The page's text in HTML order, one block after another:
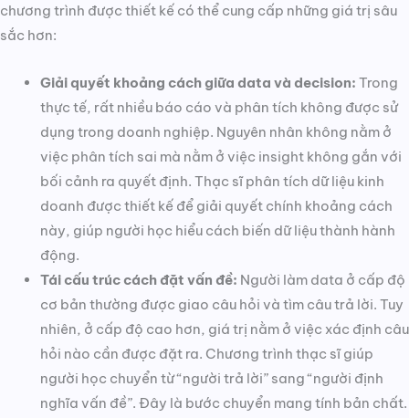
chương trình được thiết kế có thể cung cấp những giá trị sâu
sắc hơn:
Giải quyết khoảng cách giữa data và decision: Trong
thực tế, rất nhiều báo cáo và phân tích không được sử
dụng trong doanh nghiệp. Nguyên nhân không nằm ở
việc phân tích sai mà nằm ở việc insight không gắn với
bối cảnh ra quyết định. Thạc sĩ phân tích dữ liệu kinh
doanh được thiết kế để giải quyết chính khoảng cách
này, giúp người học hiểu cách biến dữ liệu thành hành
động.
Tái cấu trúc cách đặt vấn đề: Người làm data ở cấp độ
cơ bản thường được giao câu hỏi và tìm câu trả lời. Tuy
nhiên, ở cấp độ cao hơn, giá trị nằm ở việc xác định câu
hỏi nào cần được đặt ra. Chương trình thạc sĩ giúp
người học chuyển từ “người trả lời” sang “người định
nghĩa vấn đề”. Đây là bước chuyển mang tính bản chất.